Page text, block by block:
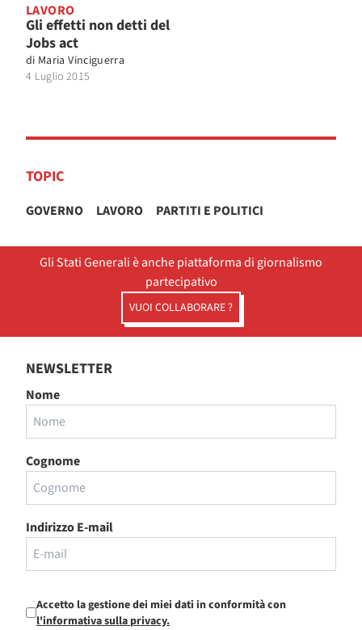
LAVORO
Gli effetti non detti del
Jobs act
di Maria Vinciguerra
4 Luglio 2015
TOPIC
GOVERNO LAVORO PARTITI E POLITICI
Gli Stati Generali è anche piattaforma di giornalismo
partecipativo
VUOI COLLABORARE ?
NEWSLETTER
Nome
Cognome
Indirizzo E-mail
Accetto la gestione dei miei dati in conformità con
l'informativa sulla privacy.